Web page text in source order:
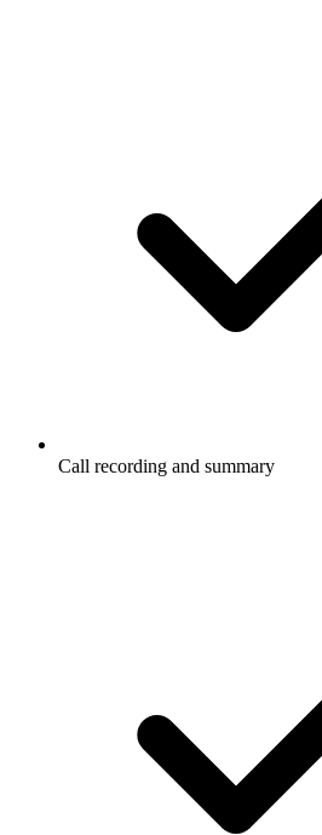
Call recording and summary